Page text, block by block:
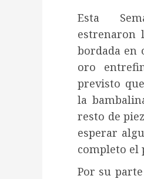
Esta
estrenaron
bordada en
oro
previsto
la
resto de
esperar
completo el
Por su